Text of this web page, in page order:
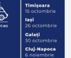
2
2
4